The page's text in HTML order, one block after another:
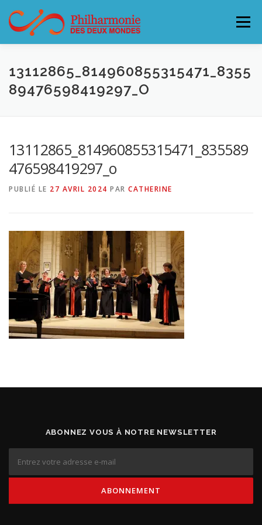
contenu
Menu
L’ORCHESTRE CONCERTS & BILLETTERIE 26-27
SOUTENEZ LA PHILHARMONIE CONTACT
13112865_814960855315471_8355
89476598419297_O
13112865_814960855315471_835589
476598419297_o
PUBLIÉ LE 27 AVRIL 2024 PAR CATHERINE
ABONNEZ VOUS À NOTRE NEWSLETTER